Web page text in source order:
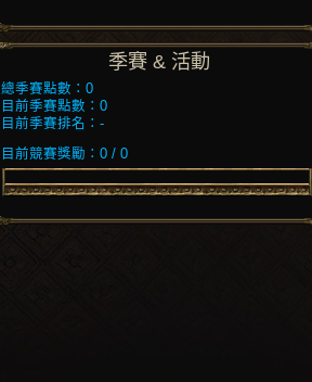
季賽 & 活動
總季賽點數：0
目前季賽點數：0
目前季賽排名：-
目前競賽獎勵：0 / 0